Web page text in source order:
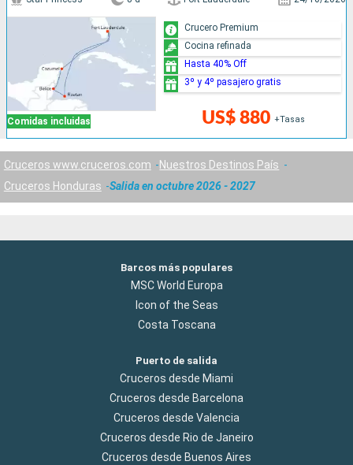
Comidas incluidas US$ 880 +Tasas
Crucero Premium
Cocina refinada
Hasta 40% Off
3º y 4º pasajero gratis
Cruceros www.cruceros.com
Nuestros Destinos País
Cruceros Honduras
Salida en octubre 2026 - 2027
Barcos más populares
MSC World Europa
Icon of the Seas
Costa Toscana
Puerto de salida
Cruceros desde Miami
Cruceros desde Barcelona
Cruceros desde Valencia
Cruceros desde Rio de Janeiro
Cruceros desde Buenos Aires